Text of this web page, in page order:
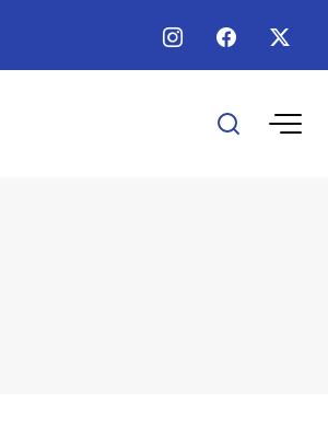
municipais superam metas do IDEB